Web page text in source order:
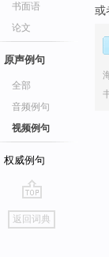
书面语
论文
原声例句
全部
音频例句
视频例句
权威例句
go
top
返回词典
或